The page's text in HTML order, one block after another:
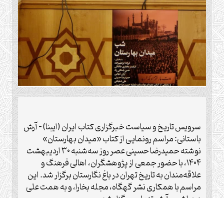
سرویس تاریخ و سیاست خبرگزاری کتاب ایران (ایبنا) – آرش
باستانی: مراسم رونمایی از کتاب «میدان بهارستان»
نوشته حمیدرضا حسینی عصر روز سه‌شنبه ۳۰ اردیبهشت
۱۴۰۴، با حضور جمعی از پژوهشگران، اهالی فرهنگ و
علاقه‌مندان به تاریخ تهران در باغ نگارستان برگزار شد. این
مراسم با همکاری نشر گهگاه، مجله بخارا، و به همت علی